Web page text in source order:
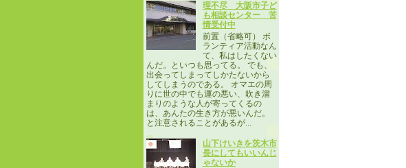
理不尽 大阪市子ど
も相談センター 苦
情受付中
前置（省略可） ボ
ランティア活動なん
て、私はしたくない
んだ。といつも思ってる。 でも、
出会ってしまってしかたないから
してしまうのである。 オマエの周
りに世の中でも運の悪い、吹き溜
まりのような人が寄ってくるの
は、あんたの生き方が悪いんだ。
と注意されることがあるが...
山下けいきを茨木市
長にしてもいいんじ
ゃないか